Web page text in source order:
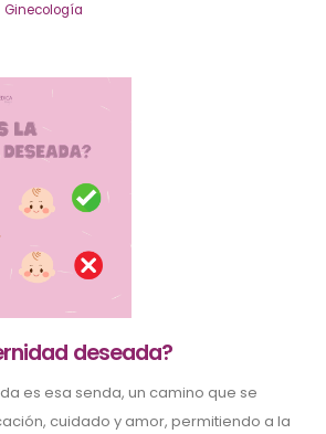
Ginecología
deseada?
es esa senda, un camino que se
cuidado y amor, permitiendo a la